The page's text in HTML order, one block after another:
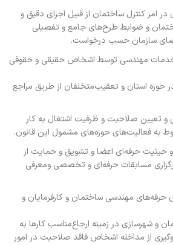
امر کنترل ساختمان از قبیل اجرای دقیق و
و ضوابط طرح‌های جامع و تفصیلی
سازمان حسب درخواست.
مهندسی توسط اشخاص حقیقی و حقوقی
حوزه استان و تعقیب‌متخلفان از طریق مراجع
و تعیین صلاحیت و ظرفیت اشتغال به کار
به فعالیت‌های حوزه‌های مشمول این قانون.
حیثیت حرفه‌ای اعضا و تشویق و حمایت از
مسابقات حرفه‌ای و تخصصی ومعرفی
حرفه‌های مهندسی ساختمان و کارفرمایان و
شهرسازی در زمینه ارجاع‌مناسب کارها به
از مداخله اشخاص فاقد صلاحیت در امور